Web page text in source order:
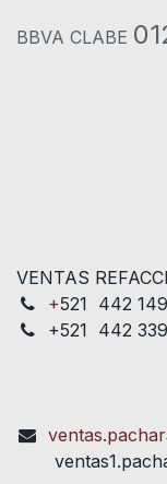
BBVA CLABE
VENTAS
+521 442
+521 442